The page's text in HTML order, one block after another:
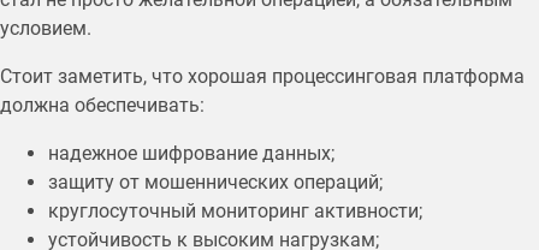
условием.
Стоит заметить, что хорошая процессинговая платформа
должна обеспечивать:
надежное шифрование данных;
защиту от мошеннических операций;
круглосуточный мониторинг активности;
устойчивость к высоким нагрузкам;